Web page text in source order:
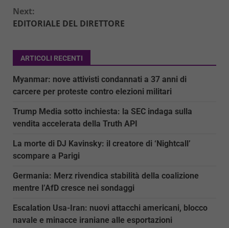
Next:
EDITORIALE DEL DIRETTORE
ARTICOLI RECENTI
Myanmar: nove attivisti condannati a 37 anni di
carcere per proteste contro elezioni militari
Trump Media sotto inchiesta: la SEC indaga sulla
vendita accelerata della Truth API
La morte di DJ Kavinsky: il creatore di ‘Nightcall’
scompare a Parigi
Germania: Merz rivendica stabilità della coalizione
mentre l’AfD cresce nei sondaggi
Escalation Usa-Iran: nuovi attacchi americani, blocco
navale e minacce iraniane alle esportazioni